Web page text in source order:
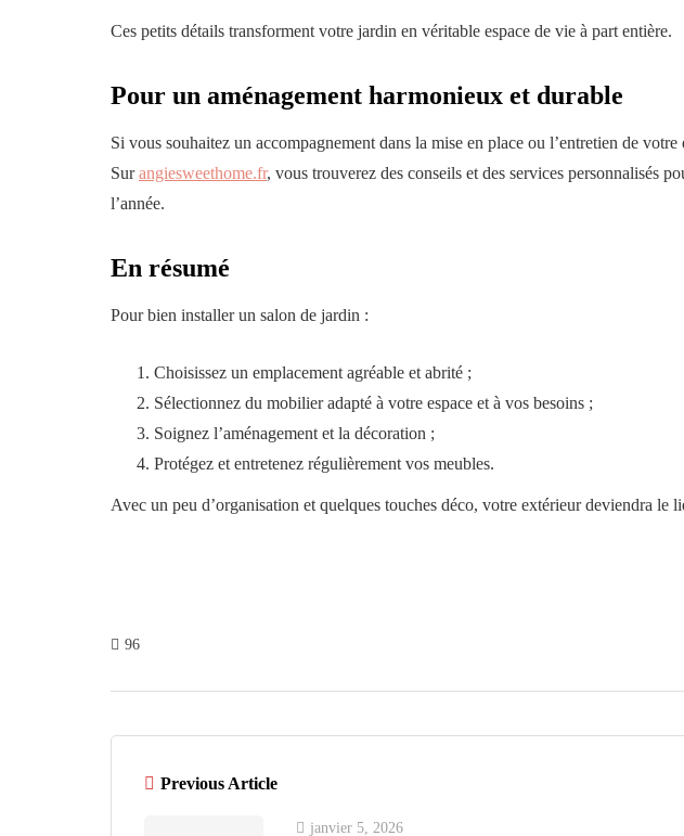
Ces petits détails transforment votre jardin en véritable espace de vie à part entière.
Pour un aménagement harmonieux et durable
Si vous souhaitez un accompagnement dans la mise en place ou l’entretien de
Surangiesweethome.fr, vous trouverez des conseils et des services personnalisés
l’année.
En résumé
Pour bien installer un salon de jardin :
Choisissez un emplacement agréable et abrité ;
Sélectionnez du mobilier adapté à votre espace et à vos besoins ;
Soignez l’aménagement et la décoration ;
Protégez et entretenez régulièrement vos meubles.
Avec un peu d’organisation et quelques touches déco, votre extérieur deviendra le
96
Previous Article
janvier 5, 2026